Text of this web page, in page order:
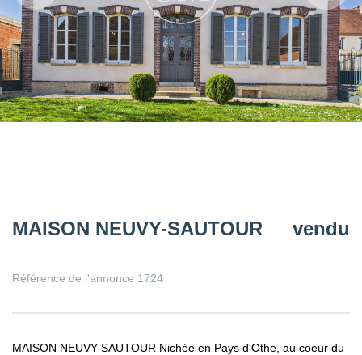
MAISON NEUVY-SAUTOUR vendu
Référence de l'annonce 1724
MAISON NEUVY-SAUTOUR Nichée en Pays d'Othe, au coeur du